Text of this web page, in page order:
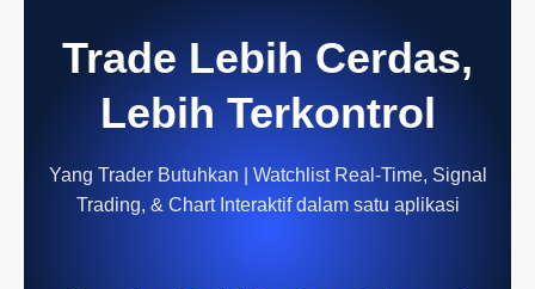
Trade Lebih Cerdas,
Lebih Terkontrol
Yang Trader Butuhkan | Watchlist Real-Time, Signal
Trading, & Chart Interaktif dalam satu aplikasi